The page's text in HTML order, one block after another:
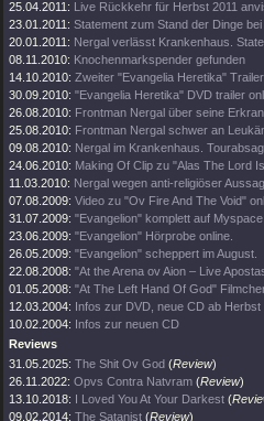
25.04.2011: Live Rückkehr für Herbst 2011
23.01.2011: Statement zum Stand der Dinge
20.01.2011: Nergal verlässt Krankenhaus.
08.11.2010: Knochenmarkspender gefunden
14.10.2010: Zweiter "Evangelia Heretika"
30.09.2010: "Evangelia Heretika" DVD trailer
26.08.2010: Frontman Nergal über seine
25.08.2010: Frontman Nergal schwer an
09.08.2010: Nergal im Krankenhaus.
24.06.2010: Making Of Clip zu "Alas The Lord
11.03.2010: Nergal wegen anti-religiöser
07.08.2009: Video zu "Ov Fire And The Void"
31.07.2009: "Evangelion" komplett auf
23.06.2009: "Evangelion" Hörprobe online.
26.05.2009: "Evangelion" scheppert im August.
22.08.2008: "At the Arena ov Aion – Live
01.05.2008: "At The Left Hand Of God"
12.03.2004: Infos zur DVD, neue CD ab Herbst
10.02.2004: Infos zur neuen CD
Reviews
31.05.2025: The Shit Ov God (Review)
26.11.2022: Opvs Contra Natvram (Review)
13.10.2018: I Loved You At Your Darkest (
09.02.2014: The Satanist (Review)